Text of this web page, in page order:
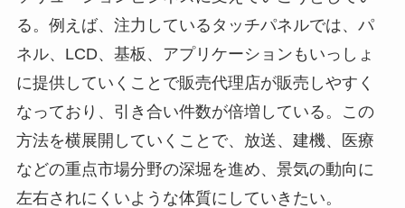
る。例えば、注力しているタッチパネルでは、パ
ネル、LCD、基板、アプリケーションもいっしょ
に提供していくことで販売代理店が販売しやすく
なっており、引き合い件数が倍増している。この
方法を横展開していくことで、放送、建機、医療
などの重点市場分野の深堀を進め、景気の動向に
左右されにくいような体質にしていきたい。